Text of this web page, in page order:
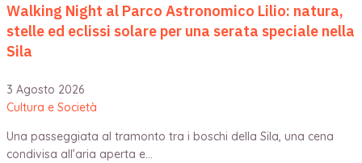
Walking Night al Parco Astronomico Lilio: natura,
stelle ed eclissi solare per una serata speciale nella
Sila
3 Agosto 2026
Cultura e Società
Una passeggiata al tramonto tra i boschi della Sila, una cena
condivisa all’aria aperta e…